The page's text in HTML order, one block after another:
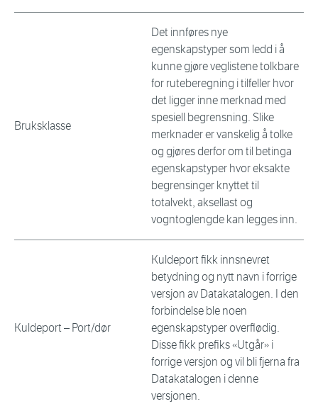
Bruksklasse
Det innføres nye
egenskapstyper som ledd i å
kunne gjøre veglistene tolkbare
for ruteberegning i tilfeller hvor
det ligger inne merknad med
spesiell begrensning. Slike
merknader er vanskelig å tolke
og gjøres derfor om til betinga
egenskapstyper hvor eksakte
begrensinger knyttet til
totalvekt, aksellast og
vogntoglengde kan legges inn.
Kuldeport – Port/dør
Kuldeport fikk innsnevret
betydning og nytt navn i forrige
versjon av Datakatalogen. I den
forbindelse ble noen
egenskapstyper overflødig.
Disse fikk prefiks «Utgår» i
forrige versjon og vil bli fjerna fra
Datakatalogen i denne
versjonen.